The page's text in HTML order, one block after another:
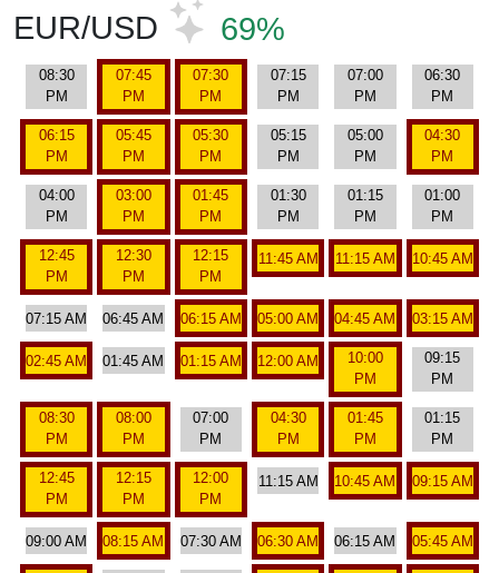
EUR/USD
69%
08:30
PM
07:45
PM
07:30
PM
07:15
PM
07:00
PM
06:30
PM
06:15
PM
05:45
PM
05:30
PM
05:15
PM
05:00
PM
04:30
PM
04:00
PM
03:00
PM
01:45
PM
01:30
PM
01:15
PM
01:00
PM
12:45
PM
12:30
PM
12:15
PM
11:45 AM 11:15 AM 10:45 AM
07:15 AM 06:45 AM 06:15 AM 05:00 AM 04:45 AM 03:15 AM
02:45 AM 01:45 AM 01:15 AM 12:00 AM
10:00
PM
09:15
PM
08:30
PM
08:00
PM
07:00
PM
04:30
PM
01:45
PM
01:15
PM
12:45
PM
12:15
PM
12:00
PM
11:15 AM 10:45 AM 09:15 AM
09:00 AM 08:15 AM 07:30 AM 06:30 AM 06:15 AM 05:45 AM